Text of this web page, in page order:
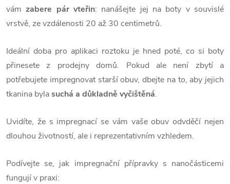
vámzabere pár vteřin: nanášejte jej na boty v souvislé
vrstvě, ze vzdálenosti 20 až 30 centimetrů.
Ideální doba pro aplikaci roztoku je hned poté, co si boty
přinesete z prodejny domů. Pokud ale není zbytí a
potřebujete impregnovat starší obuv, dbejte na to, aby jejich
tkanina bylasuchá a důkladně vyčištěná.
Uvidíte, že s impregnací se vám vaše obuv odvděčí nejen
dlouhou životností, ale i reprezentativním vzhledem.
Podívejte se, jak impregnační přípravky s nanočásticemi
fungují v praxi: